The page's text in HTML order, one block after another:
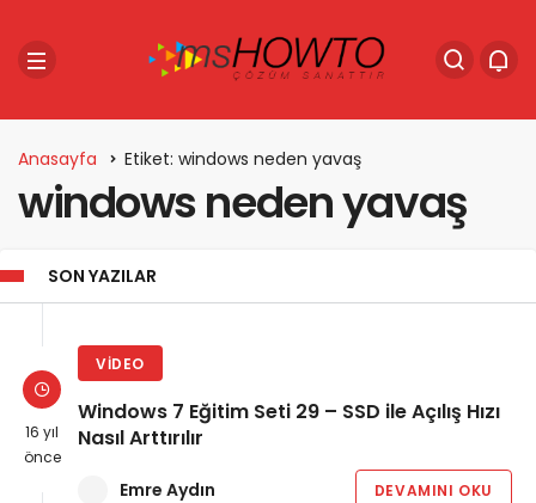
Anasayfa Etiket: windows neden yavaş
windows neden yavaş
SON YAZILAR
16 yıl
önce
VIDEO
Windows 7 Eğitim Seti 29 – SSD ile Açılış Hızı
Nasıl Arttırılır
Emre Aydın DEVAMINI OKU